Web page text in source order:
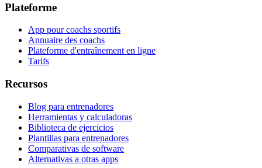
Plateforme
App pour coachs sportifs
Annuaire des coachs
Plateforme d'entraînement en ligne
Tarifs
Recursos
Blog para entrenadores
Herramientas y calculadoras
Biblioteca de ejercicios
Plantillas para entrenadores
Comparativas de software
Alternativas a otras apps